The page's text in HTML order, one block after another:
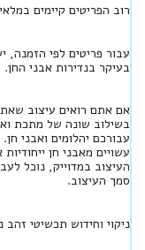
רוב הפריטים קיימים
בעיקר בנדירות אבני החן.
אם אתם רואים עיצוב
בשילוב שונה של מתכת
עבורכם יהלומים ואבני
עשויים מאבני חן
העיצוב במדוייק, נוכל
סמך העיצוב.
ניקוי וחידוש תכשיטי